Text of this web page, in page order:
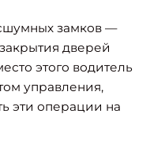
замков —
дверей
этого водитель
управления,
эти операции на